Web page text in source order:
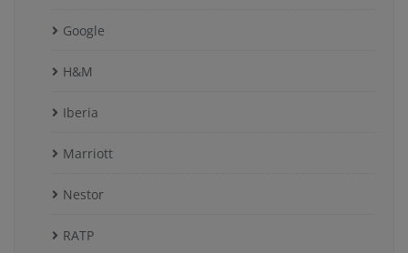
Google
H&M
Iberia
Marriott
Nestor
RATP